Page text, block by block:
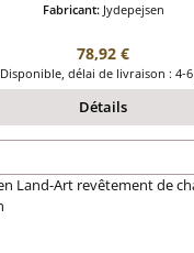
Fabricant: Jydepejsen
Prix régulier :
78,92 €
Disponible, délai de livraison : 4-
Détails